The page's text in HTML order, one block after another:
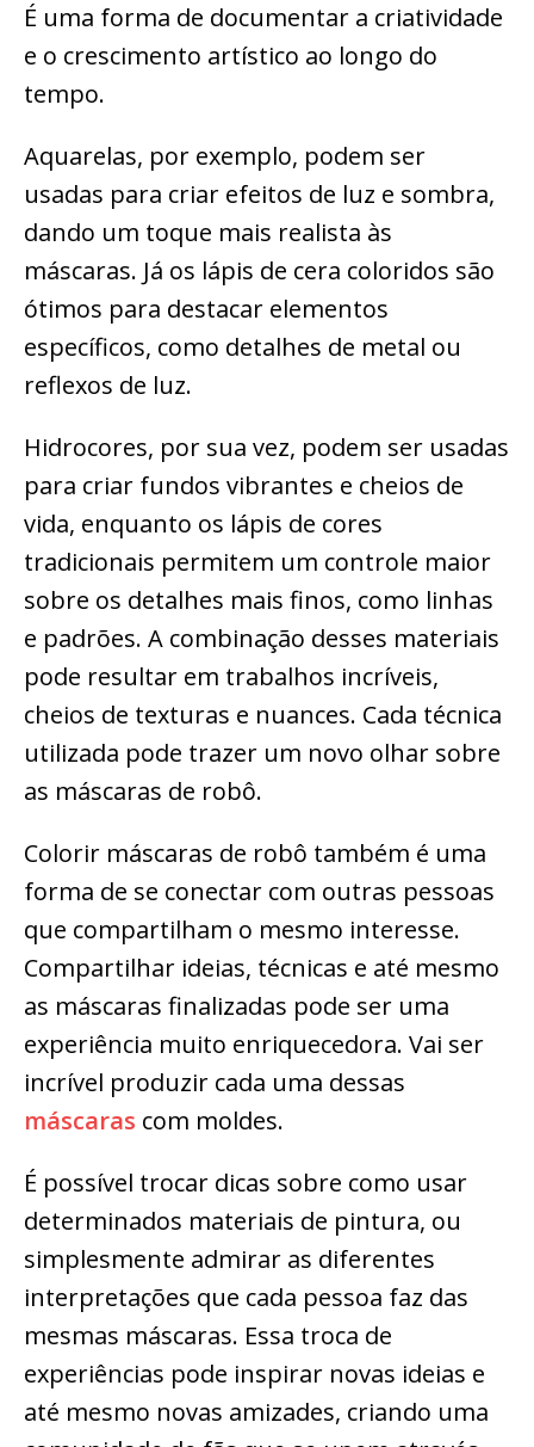
É uma forma de documentar a criatividade
e o crescimento artístico ao longo do
tempo.
Aquarelas, por exemplo, podem ser
usadas para criar efeitos de luz e sombra,
dando um toque mais realista às
máscaras. Já os lápis de cera coloridos são
ótimos para destacar elementos
específicos, como detalhes de metal ou
reflexos de luz.
Hidrocores, por sua vez, podem ser usadas
para criar fundos vibrantes e cheios de
vida, enquanto os lápis de cores
tradicionais permitem um controle maior
sobre os detalhes mais finos, como linhas
e padrões. A combinação desses materiais
pode resultar em trabalhos incríveis,
cheios de texturas e nuances. Cada técnica
utilizada pode trazer um novo olhar sobre
as máscaras de robô.
Colorir máscaras de robô também é uma
forma de se conectar com outras pessoas
que compartilham o mesmo interesse.
Compartilhar ideias, técnicas e até mesmo
as máscaras finalizadas pode ser uma
experiência muito enriquecedora. Vai ser
incrível produzir cada uma dessas
máscaras com moldes.
É possível trocar dicas sobre como usar
determinados materiais de pintura, ou
simplesmente admirar as diferentes
interpretações que cada pessoa faz das
mesmas máscaras. Essa troca de
experiências pode inspirar novas ideias e
até mesmo novas amizades, criando uma